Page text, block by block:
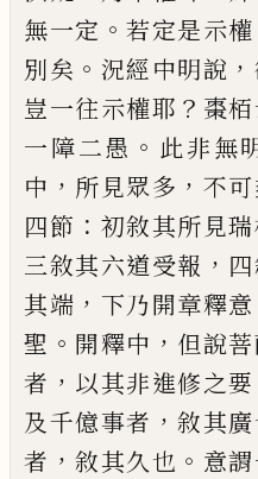
無一定 。若定是示權
別矣 。 況經中明說 ，
豈一往示權耶 ？ 棗
一障二愚 。 此非無
中 ， 所見眾多 ， 不
四節 ： 初敘其所見瑞
三敘其六道受報 ， 四
其端 ， 下乃開章釋意
聖 。 開釋中 ， 但說
者 ， 以其非進修之要
及千億事者 ，敘其廣
者 ，敘其久也 。 意